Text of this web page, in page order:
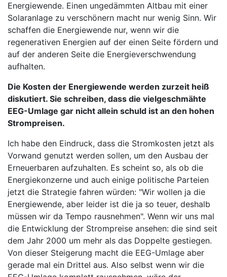
Energiewende. Einen ungedämmten Altbau mit einer
Solaranlage zu verschönern macht nur wenig Sinn. Wir
schaffen die Energiewende nur, wenn wir die
regenerativen Energien auf der einen Seite fördern und
auf der anderen Seite die Energieverschwendung
aufhalten.
Die Kosten der Energiewende werden zurzeit heiß
diskutiert. Sie schreiben, dass die vielgeschmähte
EEG-Umlage gar nicht allein schuld ist an den hohen
Strompreisen.
Ich habe den Eindruck, dass die Stromkosten jetzt als
Vorwand genutzt werden sollen, um den Ausbau der
Erneuerbaren aufzuhalten. Es scheint so, als ob die
Energiekonzerne und auch einige politische Parteien
jetzt die Strategie fahren würden: "Wir wollen ja die
Energiewende, aber leider ist die ja so teuer, deshalb
müssen wir da Tempo rausnehmen". Wenn wir uns mal
die Entwicklung der Strompreise ansehen: die sind seit
dem Jahr 2000 um mehr als das Doppelte gestiegen.
Von dieser Steigerung macht die EEG-Umlage aber
gerade mal ein Drittel aus. Also selbst wenn wir die